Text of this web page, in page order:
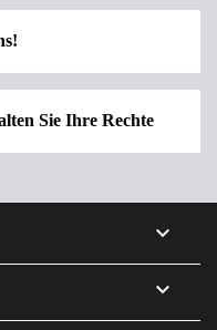
Sie Ihre Rechte

